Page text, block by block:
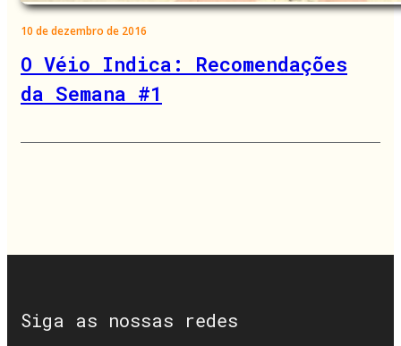
10 de dezembro de 2016
O Véio Indica: Recomendações
da Semana #1
Siga as nossas redes